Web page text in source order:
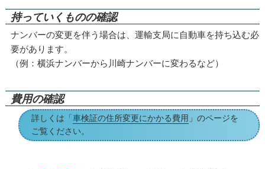
持っていくものの確認
ナンバーの変更を伴う場合は、運輸支局に自動車を持ち込む必
要があります。
（例：横浜ナンバーから川崎ナンバーに変わるなど）
費用の確認
詳しくは「車検証の住所変更にかかる費用 」のページを
ご覧ください。